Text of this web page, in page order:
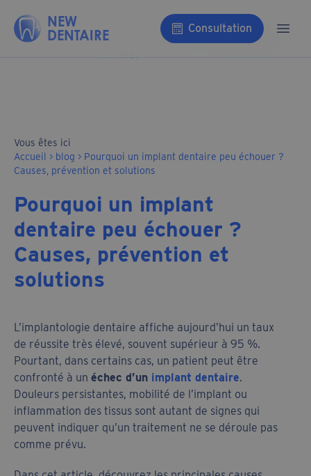
NEW
DENTAIRE
Consultation
Pourquoi un implant
dentaire peu échouer ?
Causes, prévention et
solutions
L’implantologie dentaire affiche aujourd’hui un taux
de réussite très élevé, souvent supérieur à 95 %.
Pourtant, dans certains cas, un patient peut être
confronté à un échec d’un implant dentaire.
Douleurs persistantes, mobilité de l’implant ou
inflammation des tissus sont autant de signes qui
peuvent indiquer qu’un traitement ne se déroule pas
comme prévu.
Vous êtes ici
Accueil > blog > Pourquoi un implant dentaire peu échouer ?
Causes, prévention et solutions